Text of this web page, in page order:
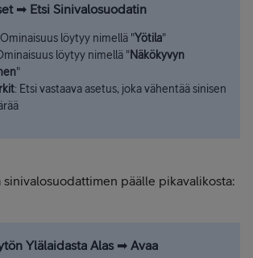
➡ Etsi Sinivalosuodatin
löytyy nimellä "Yötila"
löytyy nimellä "Näkökyvyn
"
: Etsi vastaava asetus, joka vähentää sinisen
sinivalosuodattimen päälle pikavalikosta:
Ylälaidasta Alas ➡ Avaa